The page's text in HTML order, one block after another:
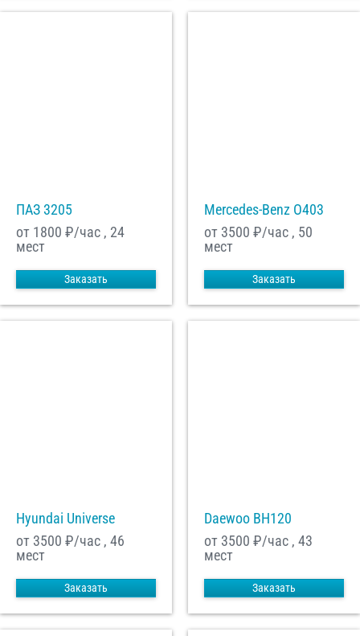
ПАЗ 3205
от 1800 ₽/час , 24
мест
Заказать
Mercedes-Benz О403
от 3500 ₽/час , 50
мест
Заказать
Hyundai Universe
от 3500 ₽/час , 46
мест
Заказать
Daewoo ВН120
от 3500 ₽/час , 43
мест
Заказать